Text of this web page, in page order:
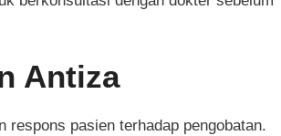
Antiza
pasien terhadap pengobatan.